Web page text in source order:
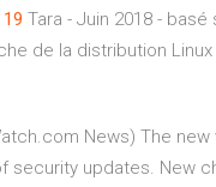
19 Tara - Juin 2018 -
de la distribution
News) The
security updates. New